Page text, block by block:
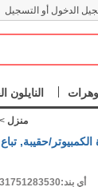
الدخول أو التسجيل
النايلون
منزل >
قلادة, 304 الفولاذ المقاوم للصدأ, محارة, مطلي, ديي, المزيد من الألوان للاختيار,
أي بند: